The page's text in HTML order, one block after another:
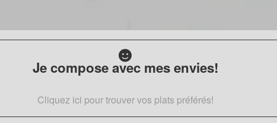
Je compose avec mes envies!
Cliquez ici pour trouver vos plats préférés!